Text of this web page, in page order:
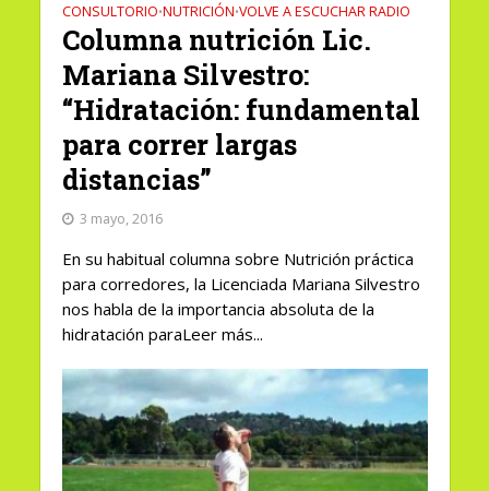
CONSULTORIO•NUTRICIÓN•VOLVE A ESCUCHAR RADIO
Columna nutrición Lic.
Mariana Silvestro:
“Hidratación: fundamental
para correr largas
distancias”
3 mayo, 2016
En su habitual columna sobre Nutrición práctica
para corredores, la Licenciada Mariana Silvestro
nos habla de la importancia absoluta de la
hidratación paraLeer más...